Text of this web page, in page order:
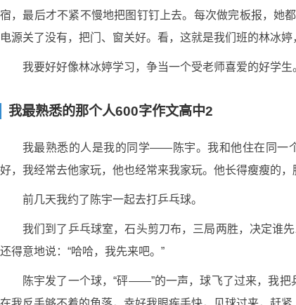
宿，最后才不紧不慢地把图钉钉上去。每次做完板报，她
电源关了没有，把门、窗关好。看，这就是我们班的林冰婷
我要好好像林冰婷学习，争当一个受老师喜爱的好学生
我最熟悉的那个人600字作文高中2
我最熟悉的人是我的同学——陈宇。我和他住在同一
好，我经常去他家玩，他也经常来我家玩。他长得瘦瘦的
前几天我约了陈宇一起去打乒乓球。
我们到了乒乓球室，石头剪刀布，三局两胜，决定谁
还得意地说：“哈哈，我先来吧。”
陈宇发了一个球，“砰——”的一声，球飞了过来，我